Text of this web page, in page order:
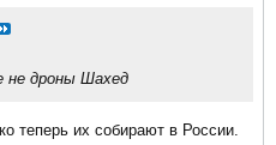
не дроны Шахед
теперь их собирают в России.